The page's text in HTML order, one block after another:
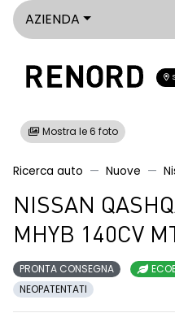
AZIENDA
Mostra le 6 foto
Ricerca auto Nuove
NISSAN
MHYB 140CV
PRONTA CONSEGNA
NEOPATENTATI